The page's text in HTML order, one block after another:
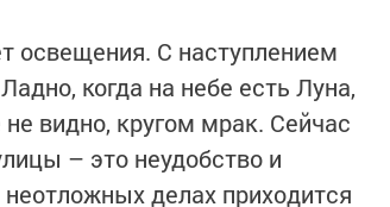
освещения. С наступлением
когда на небе есть Луна,
видно, кругом мрак. Сейчас
– это неудобство и
делах приходится